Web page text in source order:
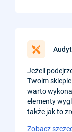
Jeżeli
Twoim
warto
elementy
także jak to
Zobacz